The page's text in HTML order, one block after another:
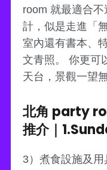
room 就最適合
計，似是走進「
室內還有書本、
文青照。 你更可
天台，景觀一望
北角 party
推介｜
3）煮食設施及